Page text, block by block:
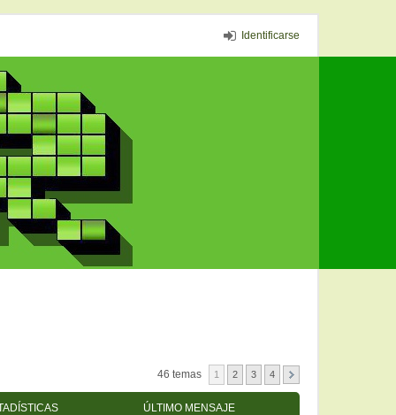
Identificarse
46 temas 1 2 3 4
ÚLTIMO MENSAJE